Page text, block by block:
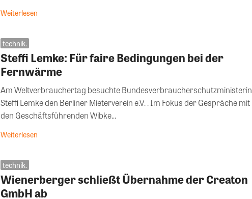
Weiterlesen
technik.
Steffi Lemke: Für faire Bedingungen bei der
Fernwärme
Am Weltverbrauchertag besuchte Bundesverbraucherschutzministerin
Steffi Lemke den Berliner Mieterverein e.V. . Im Fokus der Gespräche mit
den Geschäftsführenden Wibke...
Weiterlesen
technik.
Wienerberger schließt Übernahme der Creaton
GmbH ab